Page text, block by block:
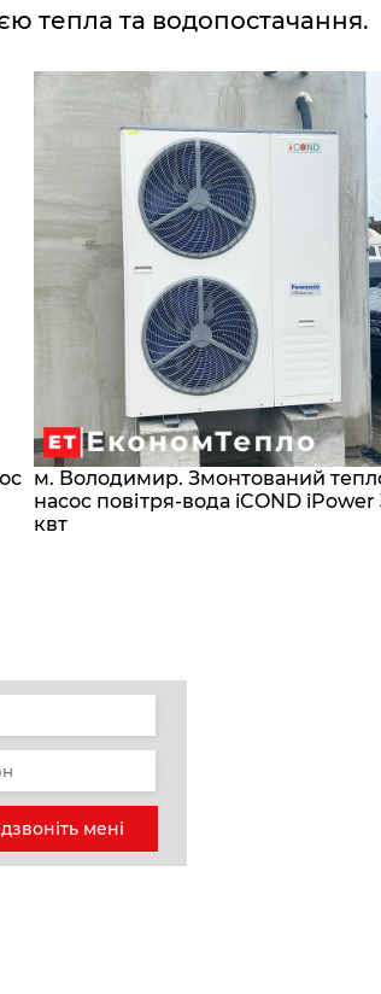
тепла та водопостачання.
м. Володимир. Змонтований
насос повітря-вода iCOND iPower
квт
мені